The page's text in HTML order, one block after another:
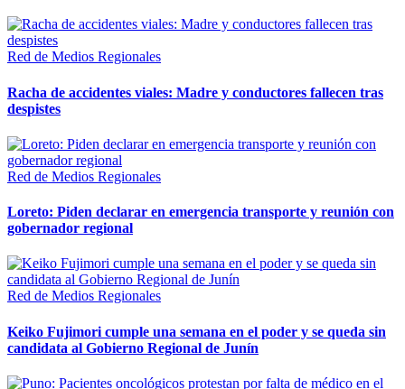
Red de Medios Regionales
Racha de accidentes viales: Madre y conductores fallecen tras
despistes
Red de Medios Regionales
Loreto: Piden declarar en emergencia transporte y reunión con
gobernador regional
Red de Medios Regionales
Keiko Fujimori cumple una semana en el poder y se queda sin
candidata al Gobierno Regional de Junín